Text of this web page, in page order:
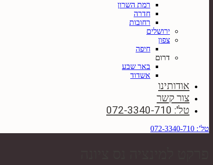
רמת השרון
חדרה
רחובות
ירושלים
צפון
חיפה
דרום
באר שבע
אשדוד
אודותינו
צור קשר
טל': 072-3340-710
טל’: 072-3340-710